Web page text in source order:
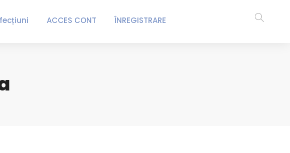
ACCES CONT ÎNREGISTRARE